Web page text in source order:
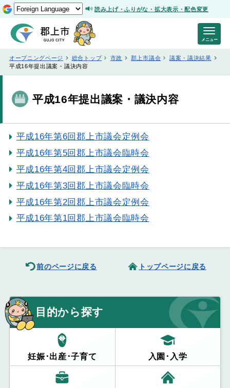
読み上げ・ふりがな・拡大表示・配色変更
オープニングページ 総合トップ 市政 郡上市議会
議案・議決結果
平成16年提出議案・議決内容
平成16年提出議案・議決内容
平成16年第6回郡上市議会定例会
平成16年第5回郡上市議会臨時会
平成16年第4回郡上市議会定例会
平成16年第3回郡上市議会臨時会
平成16年第2回郡上市議会定例会
平成16年第1回郡上市議会臨時会
前のページに戻る トップページに戻る
目的から探す
妊娠･出産･子育て 入園･入学
メニュー